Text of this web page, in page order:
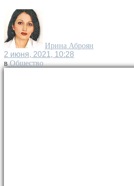
Ирина Аброян
2 июня, 2021, 10:28
в Общество